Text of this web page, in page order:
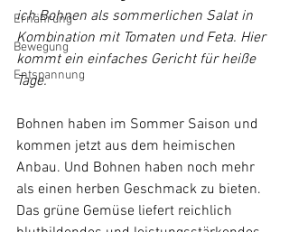
Ernährung
Bewegung
Entspannung
ich Bohnen als sommerlichen Salat in
Kombination mit Tomaten und Feta. Hier
kommt ein einfaches Gericht für heiße
Tage.
Bohnen haben im Sommer Saison und
kommen jetzt aus dem heimischen
Anbau. Und Bohnen haben noch mehr
als einen herben Geschmack zu bieten.
Das grüne Gemüse liefert reichlich